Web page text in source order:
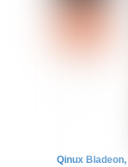
Qinux